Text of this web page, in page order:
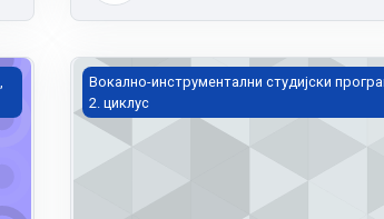
Гитара, мастер, Војислав Ивановић
Вокално-инструментални студијски
2. циклус